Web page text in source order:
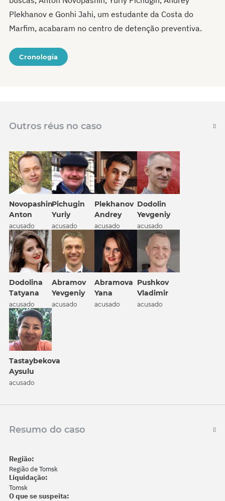
Plekhanov e Gonhi Jahi, um estudante da Costa do
Marfim, acabaram no centro de detenção preventiva.
Cronologia
Outros réus no caso
Novopashin
Anton
acusado
Pichugin
Yuriy
acusado
Plekhanov
Andrey
acusado
Dodolin
Yevgeniy
acusado
Dodolina
Tatyana
acusado
Abramov
Yevgeniy
acusado
Abramova
Yana
acusado
Pushkov
Vladimir
acusado
Tastaybekova
Aysulu
acusado
Resumo do caso
Região:
Região de Tomsk
Liquidação:
Tomsk
O que se suspeita: